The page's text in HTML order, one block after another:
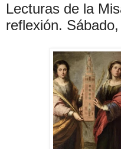
Lecturas de la
reflexión.